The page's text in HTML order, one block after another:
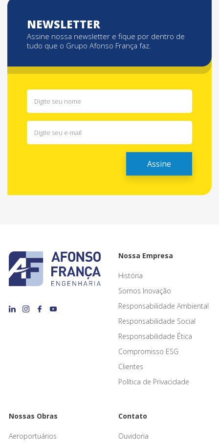
NEWSLETTER
Assine nossa newsletter e fique por dentro de
tudo que o Grupo Afonso França faz.
Nossa Empresa
História
Somos Inovação
Responsabilidade Ambiental
Responsabilidade Social
Responsabilidade Ética
Compromisso ESG
Clientes
Política de Privacidade
Nossas Obras
Aeroportuários
Contato
Ouvidoria